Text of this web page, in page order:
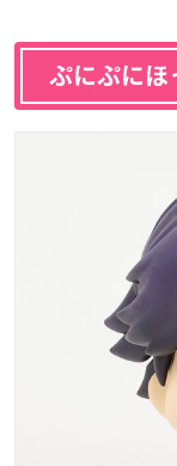
ぷにぷにほ